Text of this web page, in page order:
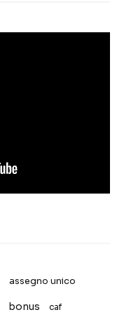
assegno unico
bonus caf